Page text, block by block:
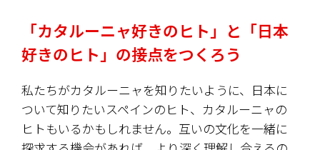
「カタルーニャ好きのヒト」と「日本
好きのヒト」の接点をつくろう
私たちがカタルーニャを知りたいように、日本に
ついて知りたいスペインのヒト、カタルーニャの
ヒトもいるかもしれません。互いの文化を一緒に